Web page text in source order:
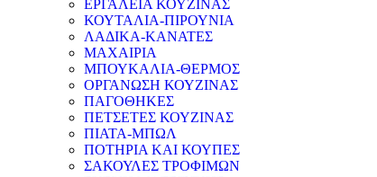
ΕΡΓΑΛΕΙΑ ΚΟΥΖΙΝΑΣ
ΚΟΥΤΑΛΙΑ-ΠΙΡΟΥΝΙΑ
ΛΑΔΙΚΑ-ΚΑΝΑΤΕΣ
ΜΑΧΑΙΡΙΑ
ΜΠΟΥΚΑΛΙΑ-ΘΕΡΜΟΣ
ΟΡΓΑΝΩΣΗ ΚΟΥΖΙΝΑΣ
ΠΑΓΟΘΗΚΕΣ
ΠΕΤΣΕΤΕΣ ΚΟΥΖΙΝΑΣ
ΠΙΑΤΑ-ΜΠΩΛ
ΠΟΤΗΡΙΑ ΚΑΙ ΚΟΥΠΕΣ
ΣΑΚΟΥΛΕΣ ΤΡΟΦΙΜΩΝ